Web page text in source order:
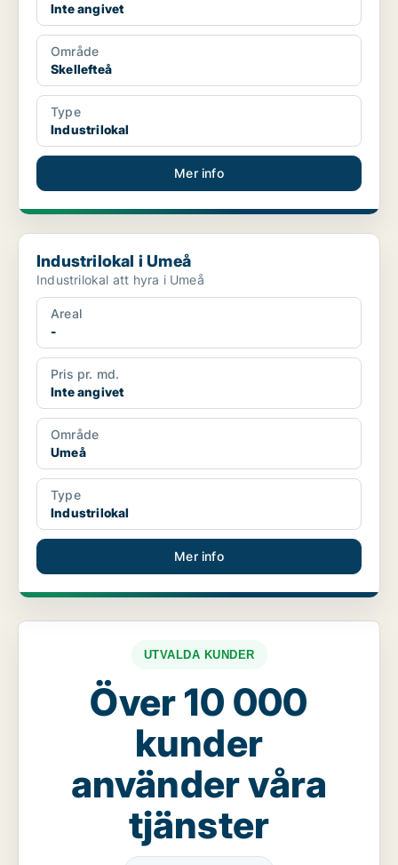
Inte angivet
Område
Skellefteå
Type
Industrilokal
Mer info
Industrilokal i Umeå
Industrilokal i Umeå
Industrilokal att hyra i Umeå
Areal
-
Pris pr. md.
Inte angivet
Område
Umeå
Type
Industrilokal
Mer info
UTVALDA KUNDER
Över 10 000
kunder
använder våra
tjänster